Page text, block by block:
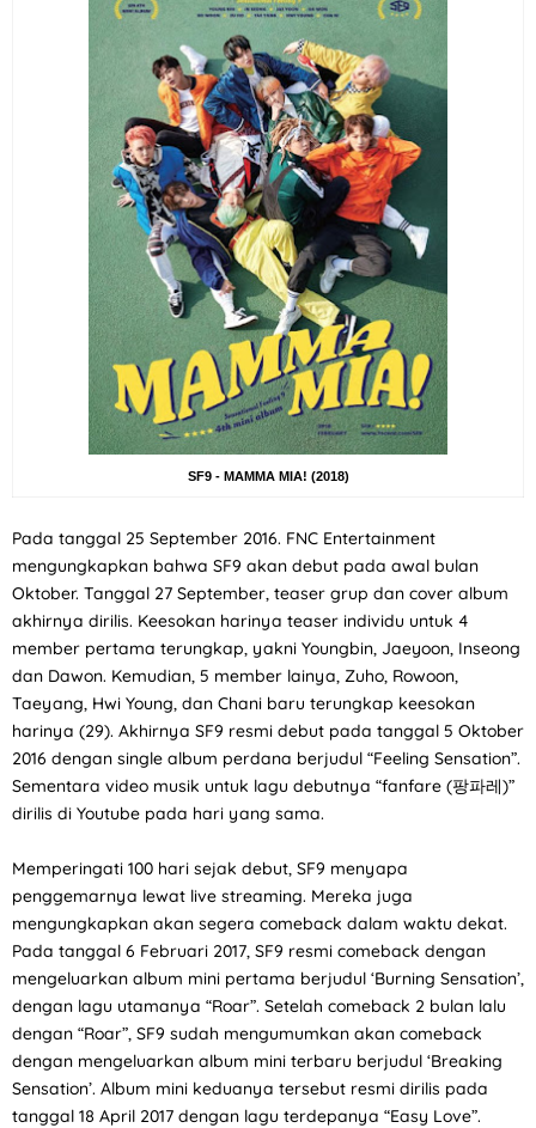
SF9 - MAMMA MIA! (2018)
Pada tanggal 25 September 2016. FNC Entertainment
mengungkapkan bahwa SF9 akan debut pada awal bulan
Oktober. Tanggal 27 September, teaser grup dan cover album
akhirnya dirilis. Keesokan harinya teaser individu untuk 4
member pertama terungkap, yakni Youngbin, Jaeyoon, Inseong
dan Dawon. Kemudian, 5 member lainya, Zuho, Rowoon,
Taeyang, Hwi Young, dan Chani baru terungkap keesokan
harinya (29). Akhirnya SF9 resmi debut pada tanggal 5 Oktober
2016 dengan single album perdana berjudul “Feeling Sensation”.
Sementara video musik untuk lagu debutnya “fanfare (팡파레)”
dirilis di Youtube pada hari yang sama.
Memperingati 100 hari sejak debut, SF9 menyapa
penggemarnya lewat live streaming. Mereka juga
mengungkapkan akan segera comeback dalam waktu dekat.
Pada tanggal 6 Februari 2017, SF9 resmi comeback dengan
mengeluarkan album mini pertama berjudul ‘Burning Sensation’,
dengan lagu utamanya “Roar”. Setelah comeback 2 bulan lalu
dengan “Roar”, SF9 sudah mengumumkan akan comeback
dengan mengeluarkan album mini terbaru berjudul ‘Breaking
Sensation’. Album mini keduanya tersebut resmi dirilis pada
tanggal 18 April 2017 dengan lagu terdepanya “Easy Love”.